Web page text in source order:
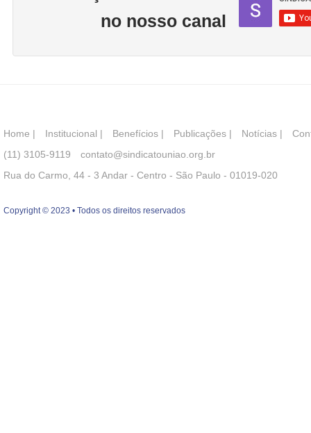
no nosso canal
Home | Institucional | Benefícios | Publicações | Notícias |
(11) 3105-9119
contato@sindicatouniao.org.br
Rua do Carmo, 44 - 3 Andar - Centro - São Paulo - 01019-020
Copyright © 2023 • Todos os direitos reservados